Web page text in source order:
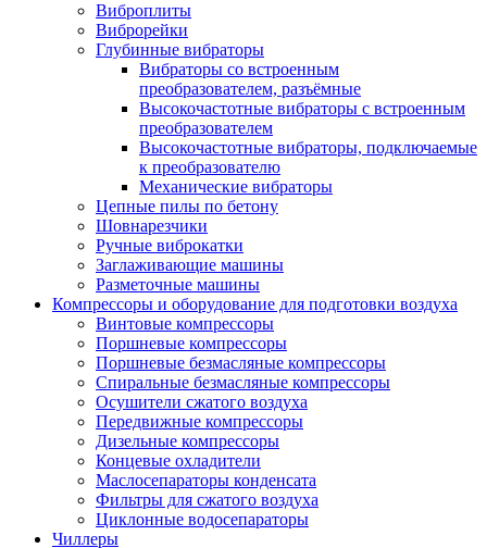
Виброплиты
Виброрейки
Глубинные вибраторы
Вибраторы со встроенным
преобразователем, разъёмные
Высокочастотные вибраторы с встроенным
преобразователем
Высокочастотные вибраторы, подключаемые
к преобразователю
Механические вибраторы
Цепные пилы по бетону
Шовнарезчики
Ручные виброкатки
Заглаживающие машины
Разметочные машины
Компрессоры и оборудование для подготовки воздуха
Винтовые компрессоры
Поршневые компрессоры
Поршневые безмасляные компрессоры
Спиральные безмасляные компрессоры
Осушители сжатого воздуха
Передвижные компрессоры
Дизельные компрессоры
Концевые охладители
Маслосепараторы конденсата
Фильтры для сжатого воздуха
Циклонные водосепараторы
Чиллеры